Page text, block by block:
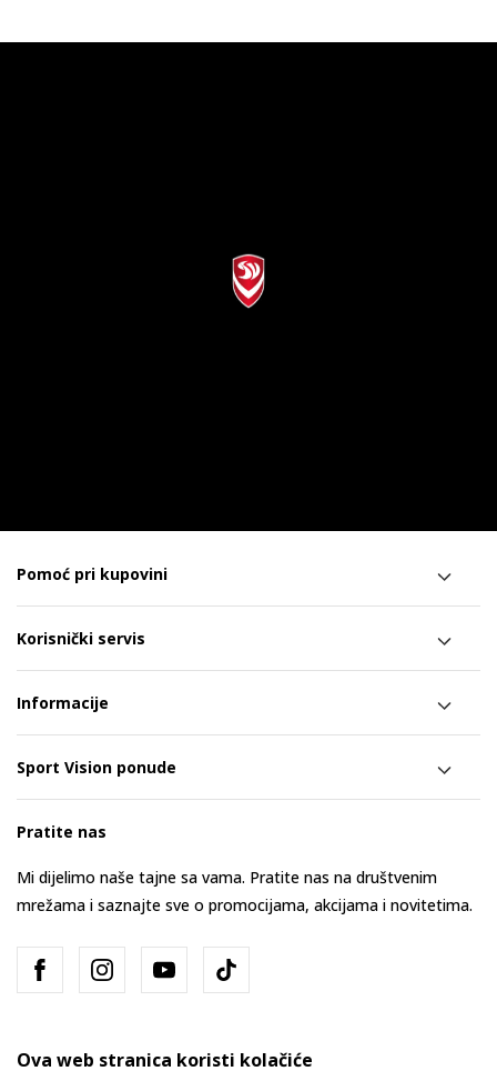
Pomoć pri kupovini
Korisnički servis
Informacije
Sport Vision ponude
Pratite nas
Mi dijelimo naše tajne sa vama. Pratite nas na društvenim
mrežama i saznajte sve o promocijama, akcijama i novitetima.
Ova web stranica koristi kolačiće